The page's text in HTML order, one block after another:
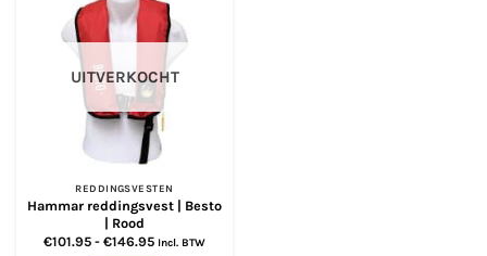
UITVERKOCHT
REDDINGSVESTEN
Hammar reddingsvest | Besto
| Rood
€101.95 - €146.95Prijsklasse:
Incl. BTW